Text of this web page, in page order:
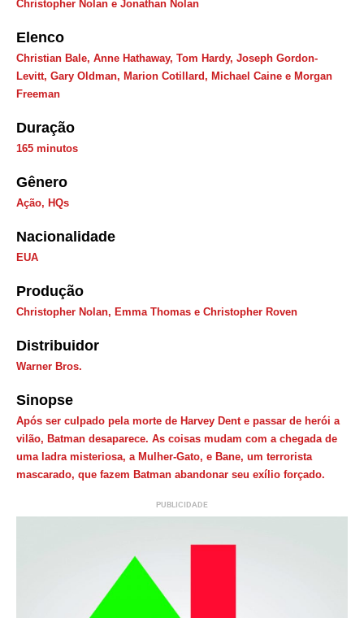
Christopher Nolan e Jonathan Nolan
Elenco
Christian Bale, Anne Hathaway, Tom Hardy, Joseph Gordon-
Levitt, Gary Oldman, Marion Cotillard, Michael Caine e Morgan
Freeman
Duração
165 minutos
Gênero
Ação, HQs
Nacionalidade
EUA
Produção
Christopher Nolan, Emma Thomas e Christopher Roven
Distribuidor
Warner Bros.
Sinopse
Após ser culpado pela morte de Harvey Dent e passar de herói a
vilão, Batman desaparece. As coisas mudam com a chegada de
uma ladra misteriosa, a Mulher-Gato, e Bane, um terrorista
mascarado, que fazem Batman abandonar seu exílio forçado.
PUBLICIDADE